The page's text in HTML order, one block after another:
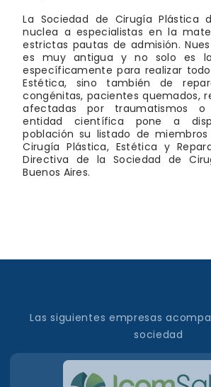
La Sociedad de Cirugía Plástica
nuclea a especialistas en la
estrictas pautas de admisión.
es muy antigua y no solo es
específicamente para realizar
Estética, sino también de
congénitas, pacientes quemados,
afectadas por traumatismos o
entidad científica pone a
población su listado de
Cirugía Plástica, Estética y
Directiva de la Sociedad de
Buenos Aires.
Las siguientes empresas
sociedad